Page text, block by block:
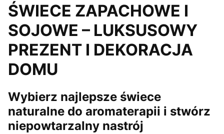
ŚWIECE ZAPACHOWE I
SOJOWE – LUKSUSOWY
PREZENT I DEKORACJA
DOMU
Wybierz najlepsze świece
naturalne do aromaterapii i stwórz
niepowtarzalny nastrój